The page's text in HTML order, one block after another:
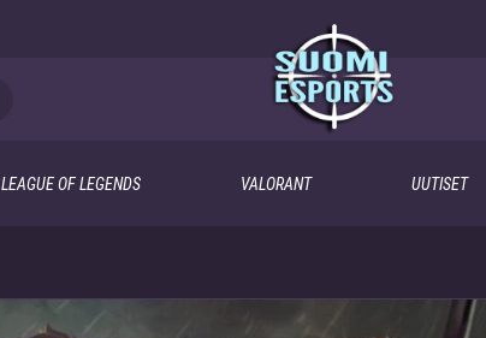
LEAGUE OF LEGENDS VALORANT UUTISET